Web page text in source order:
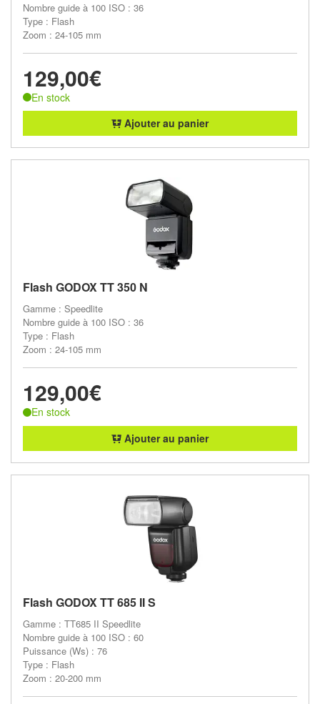
Nombre guide à 100 ISO : 36
Type : Flash
Zoom : 24-105 mm
129,00€
En stock
Ajouter au panier
Flash GODOX TT 350 N
Gamme : Speedlite
Nombre guide à 100 ISO : 36
Type : Flash
Zoom : 24-105 mm
129,00€
En stock
Ajouter au panier
Flash GODOX TT 685 II S
Gamme : TT685 II Speedlite
Nombre guide à 100 ISO : 60
Puissance (Ws) : 76
Type : Flash
Zoom : 20-200 mm